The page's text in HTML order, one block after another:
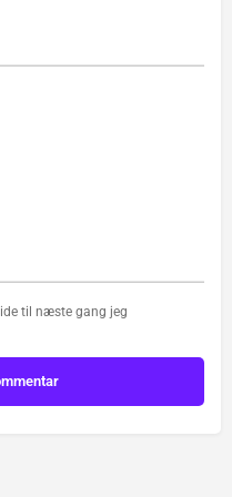
til næste gang jeg